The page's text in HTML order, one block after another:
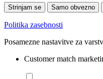
Strinjam se Samo obvezno
Politika zasebnosti
Posamezne nastavitve za
Customer match